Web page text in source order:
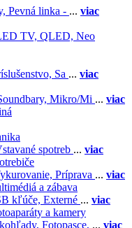
Pevná linka - ... viac
TV, QLED, Neo
Sa ... viac
Mikro/Mi ... viac
spotreb ... viac
Príprava ... viac
a zábava
kľúče, Externé ... viac
a kamery
Fotopasce, ... viac